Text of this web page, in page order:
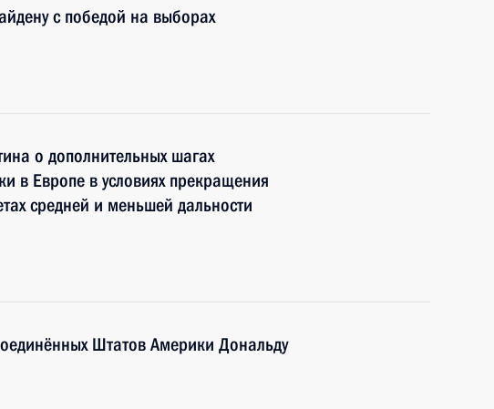
с победой на выборах
о дополнительных шагах
в Европе в условиях прекращения
средней и меньшей дальности
Штатов Америки Дональду